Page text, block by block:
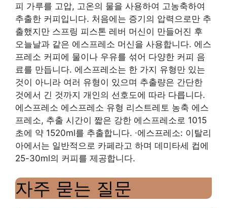
피 가루를 고압, 고온의 물을 사용하여 고농축하여
추출한 커피입니다. 처음에는 증기의 압력으로만 추
출했지만 스프링 피스톤 레버 머신이 만들어진 후
오늘날과 같은 에스프레소 머신을 사용합니다. 에스
프레소 커피에 물이나 우유를 섞어 다양한 커피 음
료를 만듭니다. 에스프레소는 한 가지 유형만 있는
것이 아니라 여러 유형이 있으며 추출량은 간단한
것에서 긴 것까지 개인의 선호도에 따라 다릅니다.
에스프레소 에스프레소 유형 리스트레토 농축 에스
프레소, 추출 시간이 짧은 강한 에스프레소로 1015
초에 약 1520ml를 추출합니다. ∙에스프레소: 이탈리
아에서는 일반적으로 카페라고 하며 데미타세 컵에
25-30ml의 커피를 제공합니다.
자주 묻는 질문